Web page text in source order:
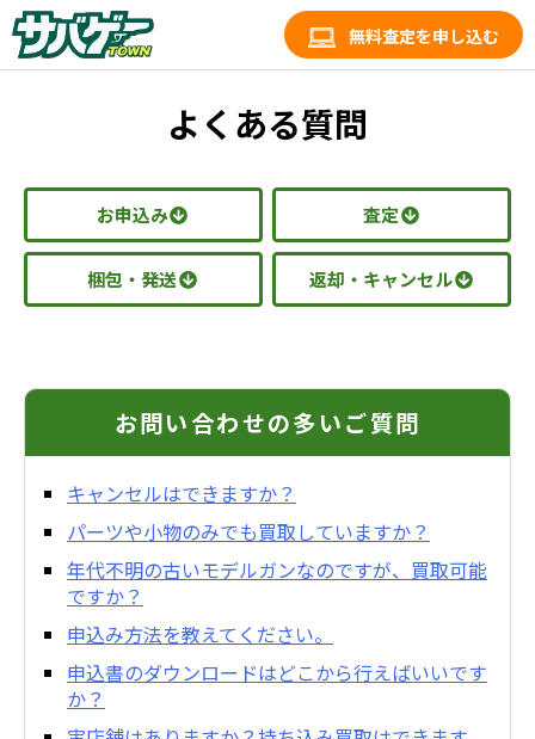
無料査定を申し込む
よくある質問
お申込み 査定
梱包・発送 返却・キャンセル
お問い合わせの多いご質問
キャンセルはできますか？
パーツや小物のみでも買取していますか？
年代不明の古いモデルガンなのですが、買取可能
ですか？
申込み方法を教えてください。
申込書のダウンロードはどこから行えばいいです
か？